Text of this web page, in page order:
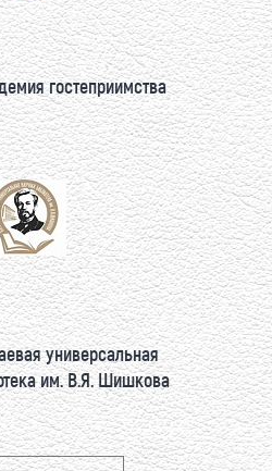
гостеприимства
универсальная
им. В.Я. Шишкова